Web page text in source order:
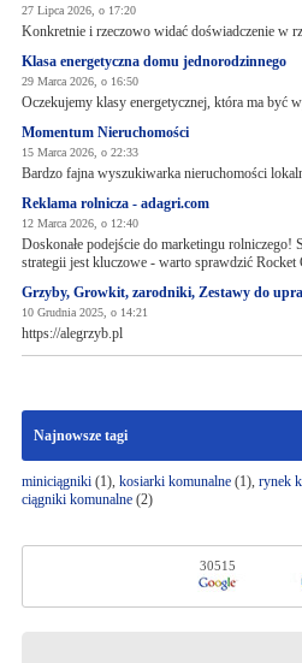
27 Lipca 2026, o 17:20
Konkretnie i rzeczowo widać doświadczenie w
Klasa energetyczna domu jednorodzinnego
29 Marca 2026, o 16:50
Oczekujemy klasy energetycznej, która ma być
Momentum Nieruchomości
15 Marca 2026, o 22:33
Bardzo fajna wyszukiwarka nieruchomości
Reklama rolnicza - adagri.com
12 Marca 2026, o 12:40
Doskonałe podejście do marketingu rolniczego!
strategii jest kluczowe - warto sprawdzić
Grzyby, Growkit, zarodniki, Zestawy do
10 Grudnia 2025, o 14:21
https://alegrzyb.pl
Najnowsze tagi
miniciągniki(1), kosiarki komunalne(1), rynek
ciągniki komunalne(2)
30515